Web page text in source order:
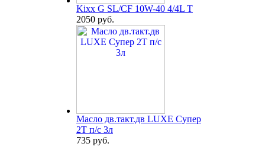
Kixx G SL/CF 10W-40 4/4L T
2050 руб.
Масло дв.такт.дв LUXE Супер
2Т п/с 3л
735 руб.